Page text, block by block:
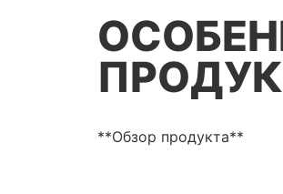
**Обзор продукта**